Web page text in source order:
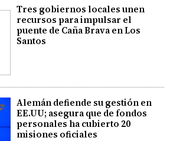
Tres gobiernos locales unen
recursos para impulsar el
puente de Caña Brava en Los
Santos
Alemán defiende su gestión en
EE.UU; asegura que de fondos
personales ha cubierto 20
misiones oficiales